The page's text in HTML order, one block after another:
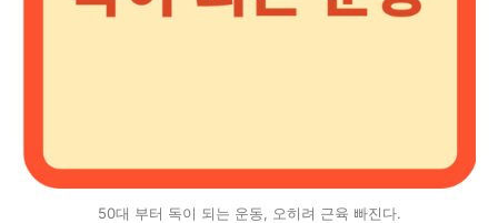
50대 부터 독이 되는 운동, 오히려 근육 빠진다.